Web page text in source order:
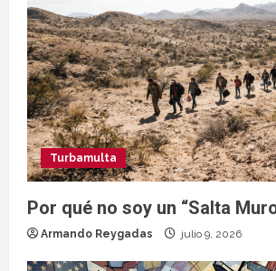
Turbamulta
Por qué no soy un “Salta
Armando Reygadas julio 9, 2026